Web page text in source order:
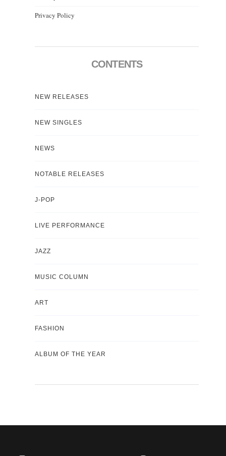
Privacy Policy
CONTENTS
NEW RELEASES
NEW SINGLES
NEWS
NOTABLE RELEASES
J-POP
LIVE PERFORMANCE
JAZZ
MUSIC COLUMN
ART
FASHION
ALBUM OF THE YEAR